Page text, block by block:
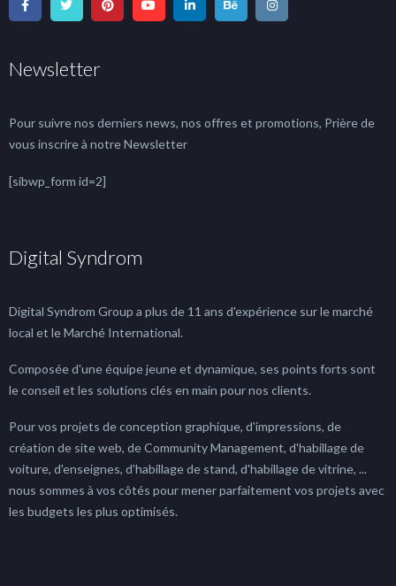
Newsletter
Pour suivre nos derniers news, nos offres et promotions, Prière de
vous inscrire à notre Newsletter
[sibwp_form id=2]
Digital Syndrom
Digital Syndrom Group a plus de 11 ans d'expérience sur le marché
local et le Marché International.
Composée d'une équipe jeune et dynamique, ses points forts sont
le conseil et les solutions clés en main pour nos clients.
Pour vos projets de conception graphique, d'impressions, de
création de site web, de Community Management, d'habillage de
voiture, d'enseignes, d'habillage de stand, d'habillage de vitrine, ...
nous sommes à vos côtés pour mener parfaitement vos projets avec
les budgets les plus optimisés.